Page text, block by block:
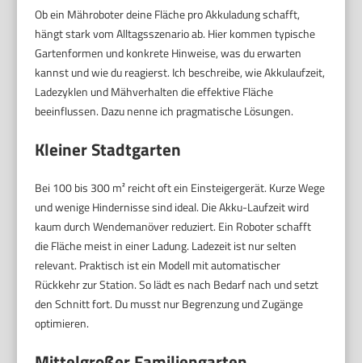
Ob ein Mähroboter deine Fläche pro Akkuladung schafft,
hängt stark vom Alltagsszenario ab. Hier kommen typische
Gartenformen und konkrete Hinweise, was du erwarten
kannst und wie du reagierst. Ich beschreibe, wie Akkulaufzeit,
Ladezyklen und Mähverhalten die effektive Fläche
beeinflussen. Dazu nenne ich pragmatische Lösungen.
Kleiner Stadtgarten
Bei 100 bis 300 m² reicht oft ein Einsteigergerät. Kurze Wege
und wenige Hindernisse sind ideal. Die Akku-Laufzeit wird
kaum durch Wendemanöver reduziert. Ein Roboter schafft
die Fläche meist in einer Ladung. Ladezeit ist nur selten
relevant. Praktisch ist ein Modell mit automatischer
Rückkehr zur Station. So lädt es nach Bedarf nach und setzt
den Schnitt fort. Du musst nur Begrenzung und Zugänge
optimieren.